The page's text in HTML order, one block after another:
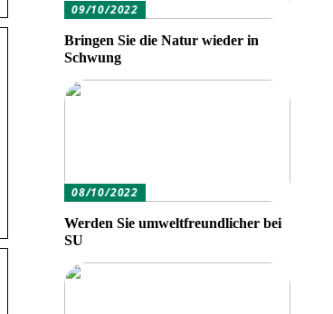
09/10/2022
Bringen Sie die Natur wieder in
Schwung
08/10/2022
Werden Sie umweltfreundlicher bei
SU